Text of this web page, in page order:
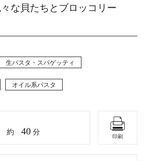
な貝たちとブロッコリー
生パスタ・スパゲッティ
オイル系パスタ
約 40 分
印刷